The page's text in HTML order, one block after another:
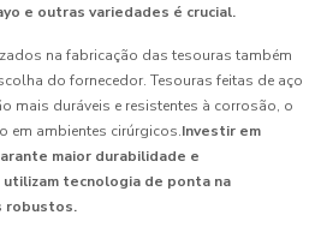
e outras variedades é crucial.
na fabricação das tesouras também
do fornecedor. Tesouras feitas de aço
mais duráveis e resistentes à corrosão, o
em ambientes cirúrgicos.Investir em
maior durabilidade e
tecnologia de ponta na
robustos.